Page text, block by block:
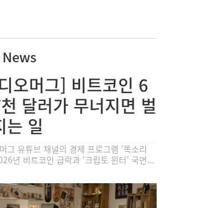
오머그] 비트코인 6
달러가 무너지면 벌
는 일
그 유튜브 채널의 경제 프로그램 ‘똑소리
년 비트코인 급락과 ‘크립토 윈터’ 국면...